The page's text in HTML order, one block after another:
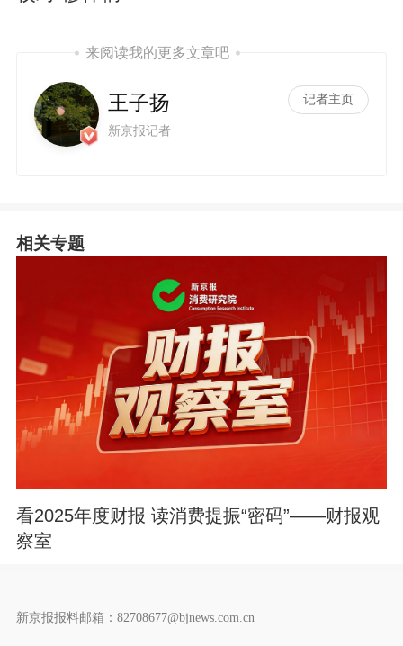
来阅读我的更多文章吧
王子扬
新京报记者
记者主页
相关专题
看2025年度财报 读消费提振“密码”——财报观
察室
新京报报料邮箱：82708677@bjnews.com.cn